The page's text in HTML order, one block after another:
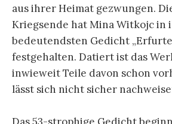
aus ihrer Heimat gezwungen.
Kriegsende hat Mina Witkojc in
bedeutendsten Gedicht
festgehalten. Datiert ist das
inwieweit Teile davon schon
lässt sich nicht sicher